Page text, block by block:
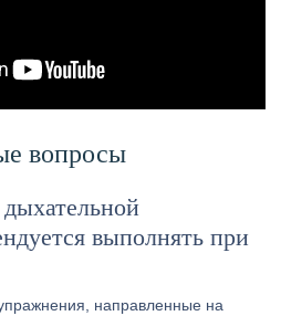
вопросы
выполнять при
направленные на